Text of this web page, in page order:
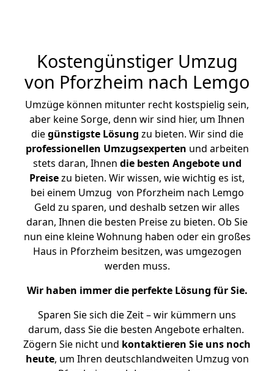
Kostengünstiger Umzug
von Pforzheim nach Lemgo
Umzüge können mitunter recht kostspielig sein,
aber keine Sorge, denn wir sind hier, um Ihnen
diegünstigste Lösung zu bieten. Wir sind die
professionellen Umzugsexperten und arbeiten
stets daran, Ihnen die besten Angebote und
Preisezu bieten. Wir wissen, wie wichtig es ist,
bei einem Umzug von Pforzheim nach Lemgo
Geld zu sparen, und deshalb setzen wir alles
daran, Ihnen die besten Preise zu bieten. Ob Sie
nun eine kleine Wohnung haben oder ein großes
Haus in Pforzheim besitzen, was umgezogen
werden muss.
Wir haben immer die perfekte Lösung für Sie.
Sparen Sie sich die Zeit – wir kümmern uns
darum, dass Sie die besten Angebote erhalten.
Zögern Sie nicht und kontaktieren Sie uns noch
heute, um Ihren deutschlandweiten Umzug von